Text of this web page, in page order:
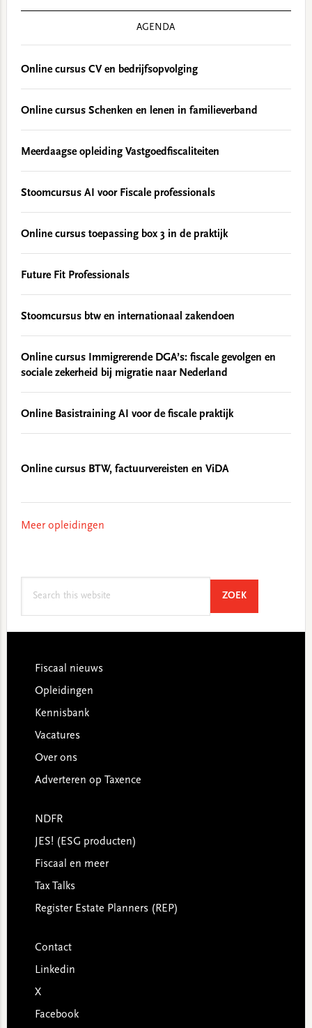
AGENDA
Online cursus CV en bedrijfsopvolging
Online cursus Schenken en lenen in familieverband
Meerdaagse opleiding Vastgoedfiscaliteiten
Stoomcursus AI voor Fiscale professionals
Online cursus toepassing box 3 in de praktijk
Future Fit Professionals
Stoomcursus btw en internationaal zakendoen
Online cursus Immigrerende DGA’s: fiscale gevolgen en
sociale zekerheid bij migratie naar Nederland
Online Basistraining AI voor de fiscale praktijk
Online cursus BTW, factuurvereisten en ViDA
Meer opleidingen
ZOEKSEARCH
Footer
Fiscaal nieuws
Opleidingen
Kennisbank
Vacatures
Over ons
Adverteren op Taxence
NDFR
JES! (ESG producten)
Fiscaal en meer
Tax Talks
Register Estate Planners (REP)
Contact
Linkedin
X
Facebook